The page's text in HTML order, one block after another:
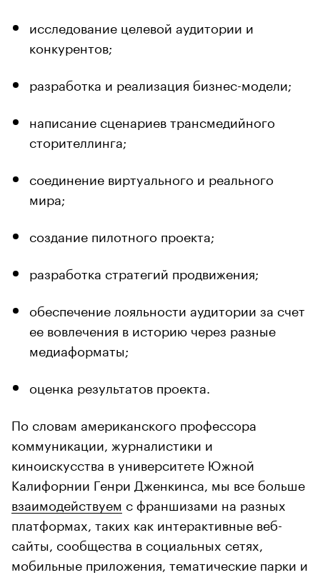
исследование целевой аудитории и
конкурентов;
разработка и реализация бизнес-модели;
написание сценариев трансмедийного
сторителлинга;
соединение виртуального и реального
мира;
создание пилотного проекта;
разработка стратегий продвижения;
обеспечение лояльности аудитории за счет
ее вовлечения в историю через разные
медиаформаты;
оценка результатов проекта.
По словам американского профессора
коммуникации, журналистики и
киноискусства в университете Южной
Калифорнии Генри Дженкинса, мы все больше
взаимодействуем с франшизами на разных
платформах, таких как интерактивные веб-
сайты, сообщества в социальных сетях,
мобильные приложения, тематические парки и